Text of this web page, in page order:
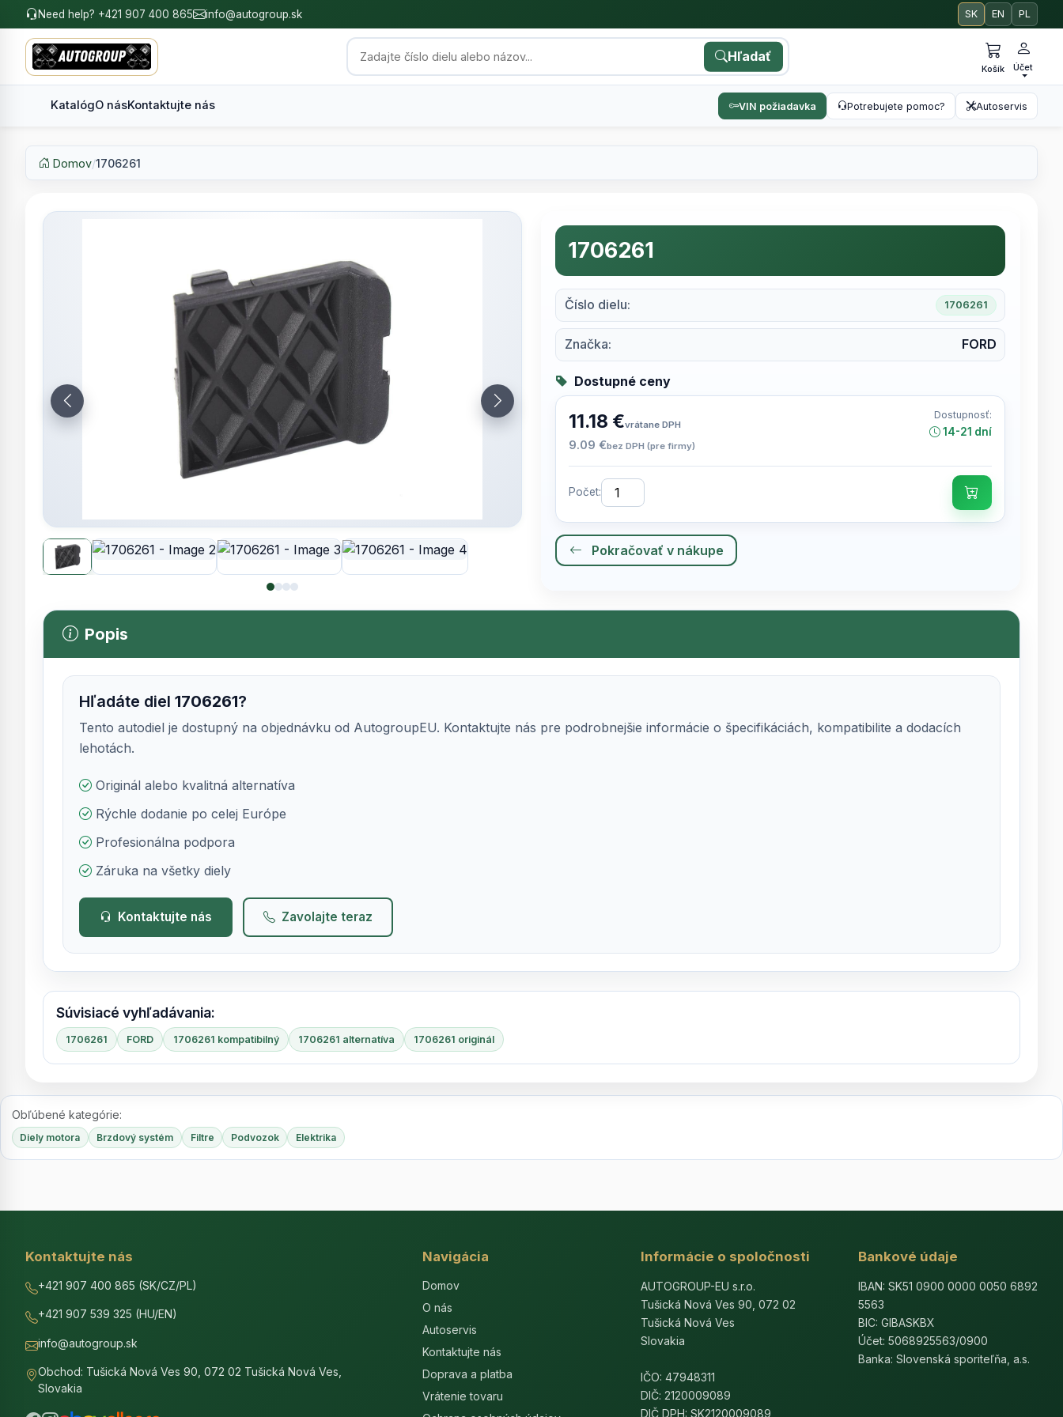
Need help? +421 907 400 865 info@autogroup.sk SK EN PL
Hľadať
Košík Účet
KatalógO násKontaktujte nás VIN požiadavka Potrebujete pomoc? Autoservis
Domov/1706261
1706261
Číslo dielu: 1706261
Značka: FORD
Dostupné ceny
11.18 €vrátane DPH
9.09 €bez DPH (pre firmy)
Dostupnosť:
14-21 dní
Počet:
Pokračovať v nákupe
Popis
Hľadáte diel1706261?
Tento autodiel je dostupný na objednávku od AutogroupEU. Kontaktujte nás pre podrobnejšie informácie o špecifikáciách, kompatibilite a dodacích
lehotách.
Originál alebo kvalitná alternatíva
Rýchle dodanie po celej Európe
Profesionálna podpora
Záruka na všetky diely
Kontaktujte nás Zavolajte teraz
Súvisiacé vyhľadávania:
1706261 FORD 1706261 kompatibilný 1706261 alternatíva 1706261 originál
Obľúbené kategórie:
Diely motora Brzdový systém Filtre Podvozok Elektrika
Kontaktujte nás
+421 907 400 865 (SK/CZ/PL)
+421 907 539 325 (HU/EN)
info@autogroup.sk
Obchod: Tušická Nová Ves 90, 072 02 Tušická Nová Ves,
Slovakia
Navigácia
Domov
O nás
Autoservis
Kontaktujte nás
Doprava a platba
Vrátenie tovaru
Informácie o spoločnosti
AUTOGROUP-EU s.r.o.
Tušická Nová Ves 90, 072 02
Tušická Nová Ves
Slovakia
IČO: 47948311
DIČ: 2120009089
DIČ DPH: SK2120009089
Bankové údaje
IBAN: SK51 0900 0000 0050 6892
5563
BIC: GIBASKBX
Účet: 5068925563/0900
Banka: Slovenská sporiteľňa, a.s.